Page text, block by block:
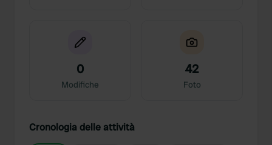
0
Modifiche
42
Foto
Cronologia delle attività